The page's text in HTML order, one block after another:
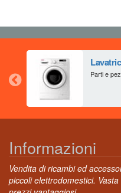
Parti e
Informazioni
Vendita di ricambi ed
piccoli elettrodomestici.